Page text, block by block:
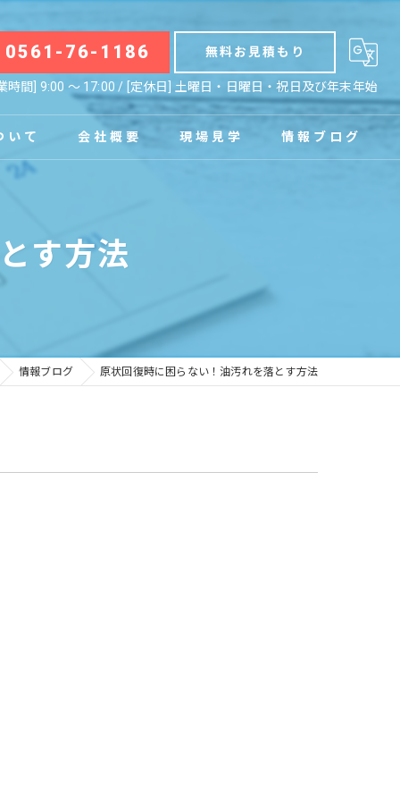
0561-76-1186 無料お見積もり
時間] 9:00 〜 17:00 / [定休日] 土曜日・日曜日・祝日及び年末年始
いて 会社概要 現場見学 情報ブログ
す方法
情報ブログ 原状回復時に困らない！油汚れを落とす方法